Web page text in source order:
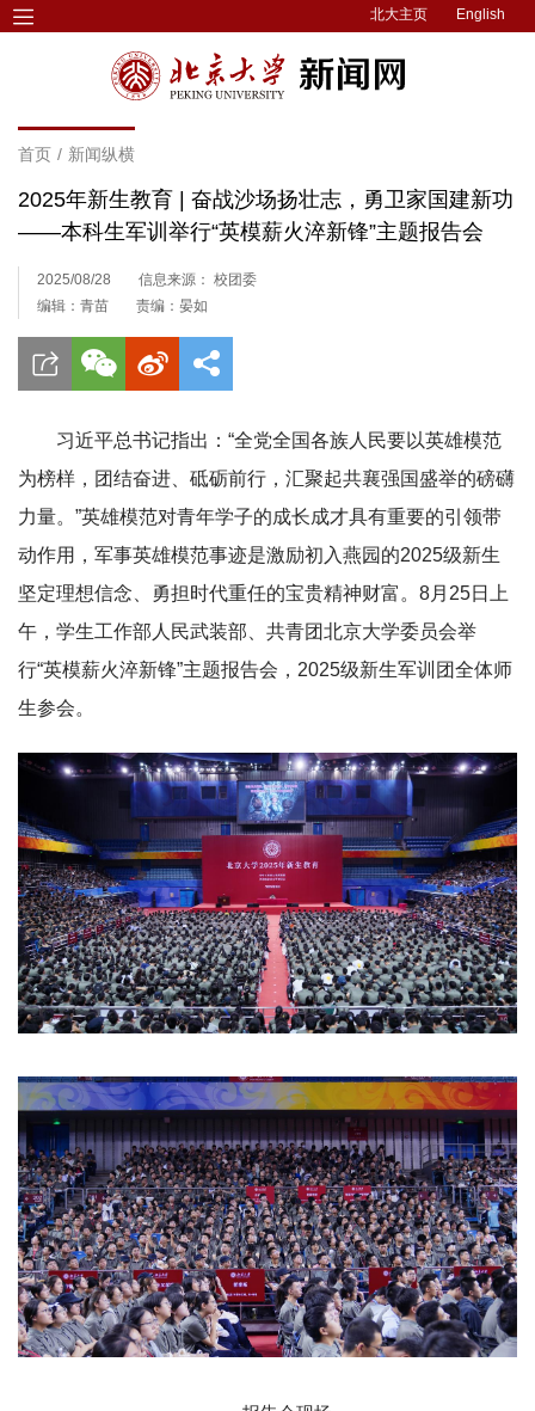
北大主页 English
首页 / 新闻纵横
2025年新生教育 | 奋战沙场扬壮志，勇卫家国建新功
——本科生军训举行“英模薪火淬新锋”主题报告会
2025/08/28
信息来源： 校团委
编辑：青苗
责编：晏如
习近平总书记指出：“全党全国各族人民要以英雄模范
为榜样，团结奋进、砥砺前行，汇聚起共襄强国盛举的磅礴
力量。”英雄模范对青年学子的成长成才具有重要的引领带
动作用，军事英雄模范事迹是激励初入燕园的2025级新生
坚定理想信念、勇担时代重任的宝贵精神财富。8月25日上
午，学生工作部人民武装部、共青团北京大学委员会举
行“英模薪火淬新锋”主题报告会，2025级新生军训团全体师
生参会。